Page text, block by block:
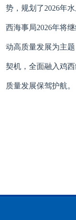
势，规划了2026年
西海事局2026年将
动高质量发展为主
契机，全面融入鸡
质量发展保驾护航。